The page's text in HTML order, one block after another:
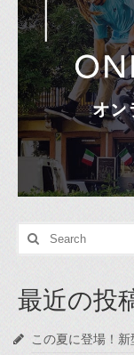
Search
最近の投
この夏に登場！